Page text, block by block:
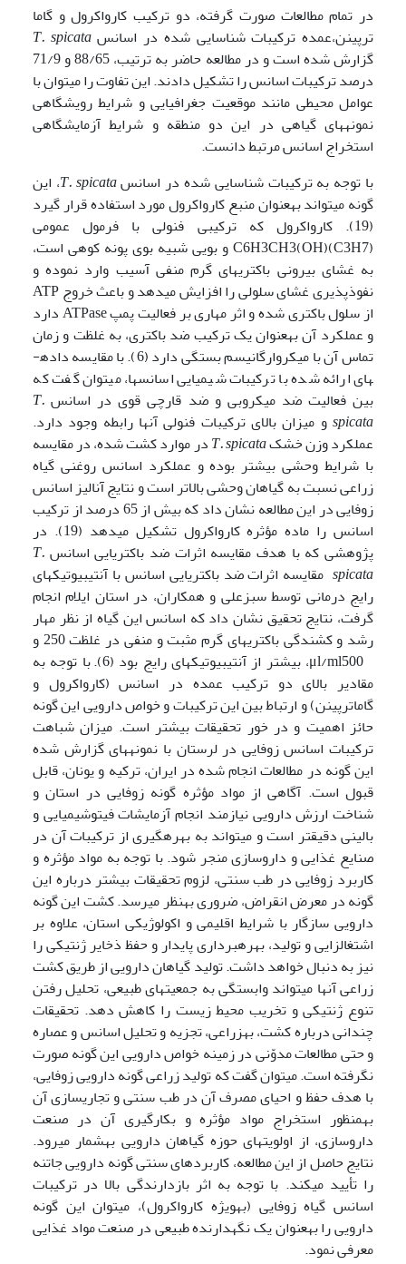
در تمام مطالعات صورت گرفته، دو ترکیب کارواکرول و گاما
ترپینن،عمده ترکیبات شناسایی شده در اسانسT. spicata
گزارش شده است و در مطالعه حاضر به ترتیب، 88/65 و 71/9
درصد ترکیبات اسانس را تشکیل دادند. این تفاوت را می­توان با
عوامل محیطی مانند موقعیت جغرافیایی و شرایط رویشگاهی
نمونه­های گیاهی در این دو منطقه و شرایط آزمایشگاهی
استخراج اسانس مرتبط دانست.
با توجه به ترکیبات شناسایی شده در اسانسT. spicata، این
گونه می­تواند به­عنوان منبع کارواکرول مورد استفاده قرار گیرد
(19). کارواکرول که ترکیبی فنولی با فرمول عمومی
C6H3CH3(OH)(C3H7) و بویی شبیه بوی پونه کوهی است،
به غشای بیرونی باکتریهای گرم منفی آسیب وارد نموده و
نفوذپذیری غشای سلولی را افزایش می­دهد و باعث خروج ATP
از سلول باکتری شده و اثر مهاری بر فعالیت پمپ ATPase دارد
و عملکرد آن به­عنوان یک ترکیب ضد باکتری، به غلظت و زمان
تماس آن با میکروارگانیسم بستگی دارد (6). با مقایسه داده­
های ارائه شده با ترکیبات شیمیایی اسانس­ها، می­توان گفت که
بین فعالیت ضد میکروبی و ضد قارچی قوی در اسانس­ T.
spicata و میزان بالای ترکیبات فنولی آنها رابطه وجود دارد.
عملکرد وزن خشکT. spicataدر موارد کشت شده، در مقایسه
با شرایط وحشی بیشتر بوده و عملکرد اسانس روغنی گیاه
زراعی نسبت به گیاهان وحشی بالاتر است و نتایج آنالیز اسانس
زوفایی در این مطالعه نشان داد که بیش از 65 درصد از ترکیب
اسانس را ماده مؤثره کارواکرول تشکیل می­دهد (19). در
پژوهشی که با هدف مقایسه اثرات ضد باکتریایی اسانس T.
spicata مقایسه اثرات ضد باکتریایی اسانس با آنتی­بیوتیک­های
رایج درمانی توسط سبزعلی و همکاران، در استان ایلام انجام
گرفت، نتایج تحقیق نشان داد که اسانس این گیاه از نظر مهار
رشد و کشندگی باکتری­های گرم مثبت و منفی در غلظت 250 و
μl/ml500، بیشتر از آنتی­بیوتیک­های رایج بود (6). با توجه به
مقادیر بالای دو ترکیب عمده در اسانس (کارواکرول و
گاماترپینن) و ارتباط بین این ترکیبات و خواص دارویی این گونه
حائز اهمیت و در خور تحقیقات بیشتر است. میزان شباهت
ترکیبات اسانس زوفایی در لرستان با نمونه­های گزارش شده
این گونه در مطالعات انجام شده در ایران، ترکیه و یونان، قابل
قبول است. آگاهی از مواد مؤثره گونه زوفایی در استان و
شناخت ارزش دارویی نیازمند انجام آزمایشات فیتوشیمیایی و
بالینی دقیق­تر است و می­تواند به بهره­گیری از ترکیبات آن در
صنایع غذایی و داروسازی منجر ­شود. با توجه به مواد مؤثره و
کاربرد زوفایی در طب سنتی، لزوم تحقیقات بیشتر درباره این
گونه در معرض انقراض، ضروری به­نظر می­رسد. کشت این گونه
دارویی سازگار با شرایط اقلیمی و اکولوژیکی استان، علاوه بر
اشتغال­زایی و تولید، بهره­برداری پایدار و حفظ ذخایر ژنتیکی را
نیز به دنبال خواهد داشت. تولید گیاهان دارویی از طریق کشت
زراعی آنها می­تواند وابستگی به جمعیت­های طبیعی، تحلیل رفتن
تنوع ژنتیکی و تخریب محیط زیست را کاهش دهد. تحقیقات
چندانی درباره کشت، به­زراعی، تجزیه و تحلیل اسانس و عصاره
و حتی مطالعات مدوّنی در زمینه خواص دارویی این گونه صورت
نگرفته است. می­توان گفت که تولید زراعی گونه دارویی زوفایی،
با هدف حفظ و احیای مصرف آن در طب سنتی و تجاری­سازی آن
به­منظور استخراج مواد مؤثره و بکارگیری آن در صنعت
داروسازی، از اولویت­های حوزه گیاهان دارویی به­شمار می­رود.
نتایج حاصل از این مطالعه، کاربردهای سنتی گونه دارویی جاتنه
را تأیید می­کند. با توجه به اثر بازدارندگی بالا در ترکیبات
اسانس گیاه زوفایی (به­ویژه کارواکرول)، می­توان این گونه
دارویی را به­عنوان یک نگهدارنده طبیعی در صنعت مواد غذایی
معرفی نمود.